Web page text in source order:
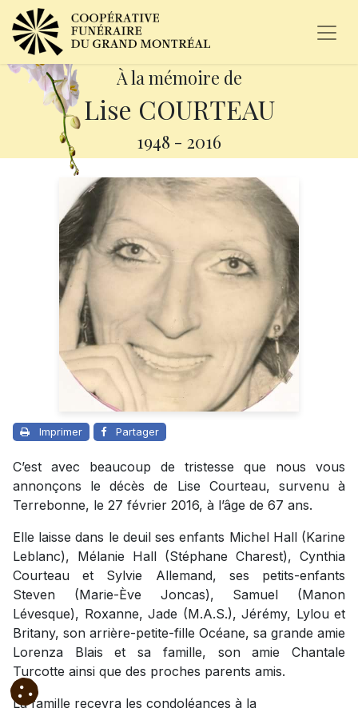
À la mémoire de
Lise COURTEAU
1948 - 2016
Imprimer Partager
C’est avec beaucoup de tristesse que nous vous
annonçons le décès de Lise Courteau, survenu à
Terrebonne, le 27 février 2016, à l’âge de 67 ans.
Elle laisse dans le deuil ses enfants Michel Hall (Karine
Leblanc), Mélanie Hall (Stéphane Charest), Cynthia
Courteau et Sylvie Allemand, ses petits-enfants
Steven (Marie-Ève Joncas), Samuel (Manon
Lévesque), Roxanne, Jade (M.A.S.), Jérémy, Lylou et
Britany, son arrière-petite-fille Océane, sa grande amie
Lorenza Blais et sa famille, son amie Chantale
Turcotte ainsi que des proches parents amis.
La famille recevra les condoléances à la